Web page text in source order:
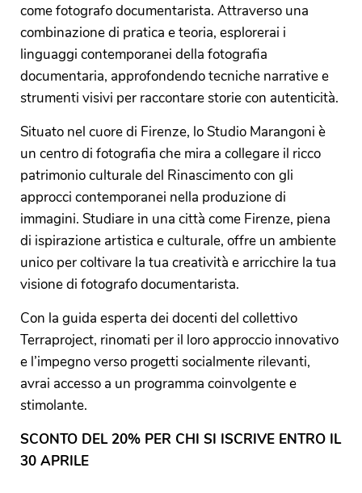
come fotografo documentarista. Attraverso una
combinazione di pratica e teoria, esplorerai i
linguaggi contemporanei della fotografia
documentaria, approfondendo tecniche narrative e
strumenti visivi per raccontare storie con autenticità.
Situato nel cuore di Firenze, lo Studio Marangoni è
un centro di fotografia che mira a collegare il ricco
patrimonio culturale del Rinascimento con gli
approcci contemporanei nella produzione di
immagini. Studiare in una città come Firenze, piena
di ispirazione artistica e culturale, offre un ambiente
unico per coltivare la tua creatività e arricchire la tua
visione di fotografo documentarista.
Con la guida esperta dei docenti del collettivo
Terraproject, rinomati per il loro approccio innovativo
e l’impegno verso progetti socialmente rilevanti,
avrai accesso a un programma coinvolgente e
stimolante.
SCONTO DEL 20% PER CHI SI ISCRIVE ENTRO IL
30 APRILE